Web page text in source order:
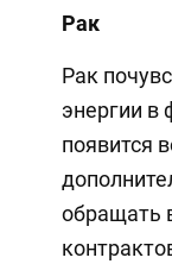
Рак
Рак
энергии в
появится
обращать